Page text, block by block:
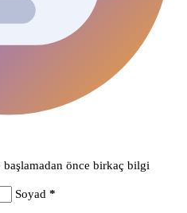
başlamadan önce birkaç bilgi
Soyad *